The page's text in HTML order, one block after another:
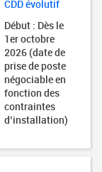
CDD évolutif
Début : Dès le
1er octobre
2026 (date de
prise de poste
négociable en
fonction des
contraintes
d’installation)